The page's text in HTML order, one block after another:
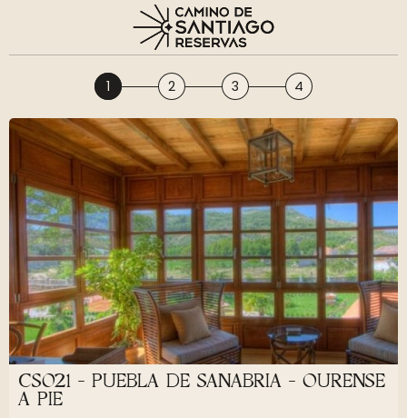
1 2 3 4
CS021 - PUEBLA DE SANABRIA - OURENSE
A PIE